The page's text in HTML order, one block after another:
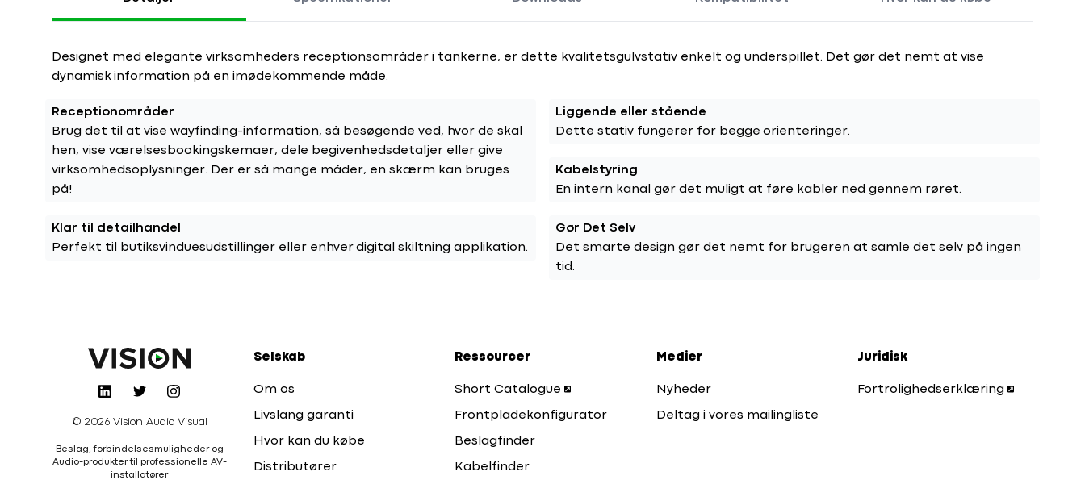
Designet med elegante virksomheders receptionsområder i tankerne, er dette kvalitetsgulvstativ enkelt og underspillet. Det gør det nemt at vise
dynamisk information på en imødekommende måde.
Receptionområder
Brug det til at vise wayfinding-information, så besøgende ved, hvor de skal
hen, vise værelsesbookingskemaer, dele begivenhedsdetaljer eller give
virksomhedsoplysninger. Der er så mange måder, en skærm kan bruges
på!
Klar til detailhandel
Perfekt til butiksvinduesudstillinger eller enhver digital skiltning applikation.
Liggende eller stående
Dette stativ fungerer for begge orienteringer.
Kabelstyring
En intern kanal gør det muligt at føre kabler ned gennem røret.
Gør Det Selv
Det smarte design gør det nemt for brugeren at samle det selv på ingen
tid.
© 2026 Vision Audio Visual
Beslag, forbindelsesmuligheder og
Audio-produkter til professionelle AV-
installatører
Selskab
Om os
Livslang garanti
Hvor kan du købe
Distributører
Ressourcer
Short Catalogue
Frontpladekonfigurator
Beslagfinder
Kabelfinder
Medier
Nyheder
Deltag i vores mailingliste
Juridisk
Fortrolighedserklæring